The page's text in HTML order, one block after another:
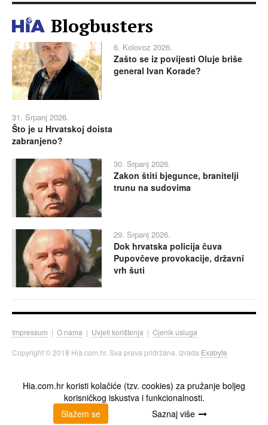
Blogbusters
6. Kolovoz 2026.
Zašto se iz povijesti Oluje briše
general Ivan Korade?
31. Srpanj 2026.
Što je u Hrvatskoj doista
zabranjeno?
30. Srpanj 2026.
Zakon štiti bjegunce, branitelji
trunu na sudovima
29. Srpanj 2026.
Dok hrvatska policija čuva
Pupovčeve provokacije, državni
vrh šuti
Impressum | O nama | Uvjeti korištenja | Cjenik usluga
Copyright © 2018 Hia.com.hr. Sva prava pridržana. Izrada Exabyte
Hia.com.hr koristi kolačiće (tzv. cookies) za pružanje boljeg
korisničkog iskustva i funkcionalnosti.
Slažem se
Saznaj više